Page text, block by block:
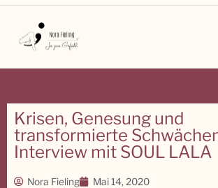
Zum
springen
Krisen, Genesung und
transformierte
Interview mit SOUL LALA
Nora Fieling Mai 14, 2020